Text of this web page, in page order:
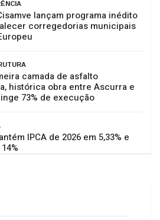
lançam programa inédito
corregedorias municipais
camada de asfalto
histórica obra entre Ascurra e
73% de execução
IPCA de 2026 em 5,33% e